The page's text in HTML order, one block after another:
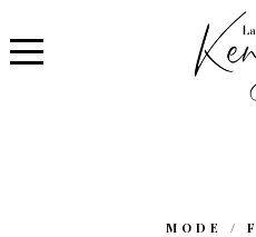
MODE /